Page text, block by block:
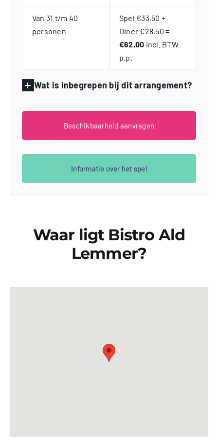
Van 31 t/m 40
personen
Spel €33,50 +
Diner €28,50 =
€62,00 incl. BTW
p.p.
Wat is inbegrepen bij dit arrangement?
Beschikbaarheid aanvragen
Informatie over het spel
Waar ligt Bistro Ald
Lemmer?